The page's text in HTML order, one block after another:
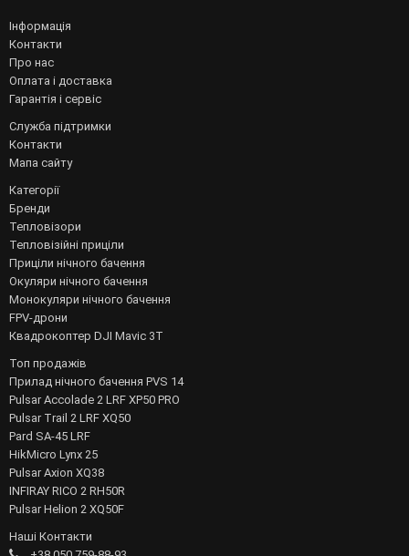
Інформація
Контакти
Про нас
Оплата і доставка
Гарантія і сервіс
Служба підтримки
Контакти
Мапа сайту
Категорії
Бренди
Тепловізори
Тепловізійні приціли
Приціли нічного бачення
Окуляри нічного бачення
Монокуляри нічного бачення
FPV-дрони
Квадрокоптер DJI Mavic 3T
Топ продажів
Прилад нічного бачення PVS 14
Pulsar Accolade 2 LRF XP50 PRO
Pulsar Trail 2 LRF XQ50
Pard SA-45 LRF
HikMicro Lynx 25
Pulsar Axion XQ38
INFIRAY RICO 2 RH50R
Pulsar Helion 2 XQ50F
Наші Контакти